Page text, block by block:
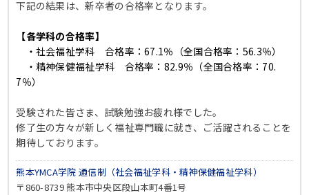
下記の結果は、新卒者の合格率となります。
【各学科の合格率】
・社会福祉学科 合格率：67.1％ （全国合格率： 56.3％）
・精神保健福祉学科 合格率： 82.9％ （全国合格率： 70.
7％）
受験された皆さま、試験勉強お疲れ様でした。
修了生の方々が新しく福祉専門職に就き、 ご活躍されることを
期待しております。
熊本YMCA学院 通信制（社会福祉学科・精神保健福祉学科）
〒860-8739 熊本市中央区段山本町4番1号